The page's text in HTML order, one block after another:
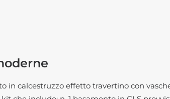
in calcestruzzo effetto travertino con